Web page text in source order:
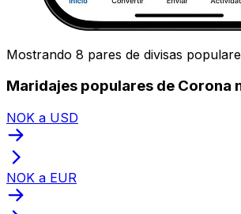
Mostrando 8 pares de divisas
Maridajes populares de Corona
NOK a USD
NOK a EUR